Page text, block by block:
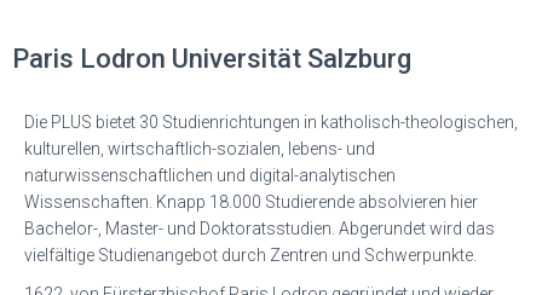
Paris Lodron Universität Salzburg
Die PLUS bietet 30 Studienrichtungen in katholisch-theologischen,
kulturellen, wirtschaftlich-sozialen, lebens- und
naturwissenschaftlichen und digital-analytischen
Wissenschaften. Knapp 18.000 Studierende absolvieren hier
Bachelor-, Master- und Doktoratsstudien. Abgerundet wird das
vielfältige Studienangebot durch Zentren und Schwerpunkte.